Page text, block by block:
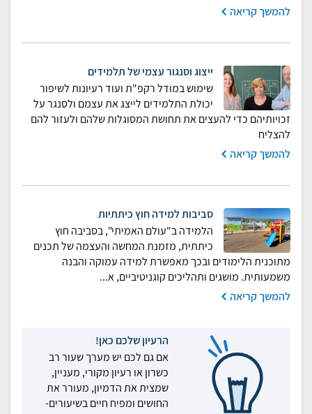
להמשך קריאה
ייצוג וסנגור עצמי של תלמידים
שימוש במודל רקפ"ת ועוד רעיונות לשיפור
יכולת התלמידים לייצג את עצמם ולסנגר על
זכויותיהם כדי להעצים את תחושת המסוגלות שלהם ולעזור להם
להצליח
להמשך קריאה
סביבות למידה חוץ כיתתיות
הלמידה ב"עולם האמיתי", בסביבה חוץ
כיתתית, מזמנת המחשה והעצמה של תכנים
מתוכנית הלימודים ובכך מאפשרת למידה עמוקה והבנה
משמעותית. מושגים ותהליכים קוגניטיביים, א...
להמשך קריאה
הרעיון שלכם כאן!
אם גם לכם יש מערך שעור רב
כשרון או רעיון מקורי, מעניין,
שמצית את הדמיון, מעורר את
החושים ומפיח חיים בשיעורים-